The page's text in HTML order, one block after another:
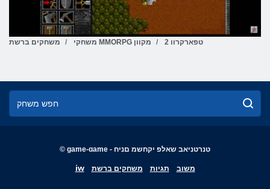
משחקים ברשת משחקי MMORPG מקוון 2 טפארקרוו
© game-game - טנרטניאב שאלפ יקחשמ םניח
iw משחקים ברשת תגיות משוב